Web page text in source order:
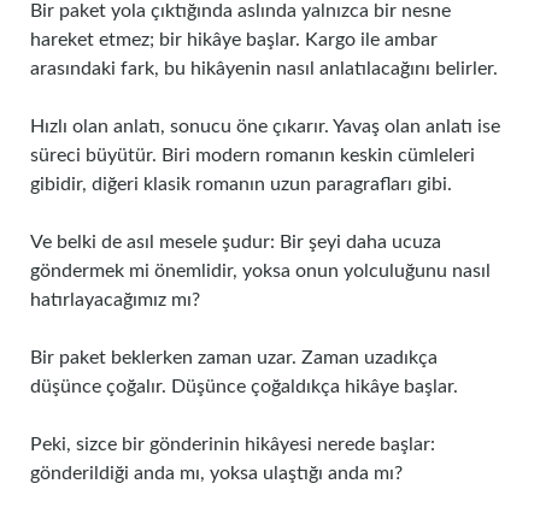
Bir paket yola çıktığında aslında yalnızca bir nesne
hareket etmez; bir hikâye başlar. Kargo ile ambar
arasındaki fark, bu hikâyenin nasıl anlatılacağını belirler.
Hızlı olan anlatı, sonucu öne çıkarır. Yavaş olan anlatı ise
süreci büyütür. Biri modern romanın keskin cümleleri
gibidir, diğeri klasik romanın uzun paragrafları gibi.
Ve belki de asıl mesele şudur: Bir şeyi daha ucuza
göndermek mi önemlidir, yoksa onun yolculuğunu nasıl
hatırlayacağımız mı?
Bir paket beklerken zaman uzar. Zaman uzadıkça
düşünce çoğalır. Düşünce çoğaldıkça hikâye başlar.
Peki, sizce bir gönderinin hikâyesi nerede başlar:
gönderildiği anda mı, yoksa ulaştığı anda mı?